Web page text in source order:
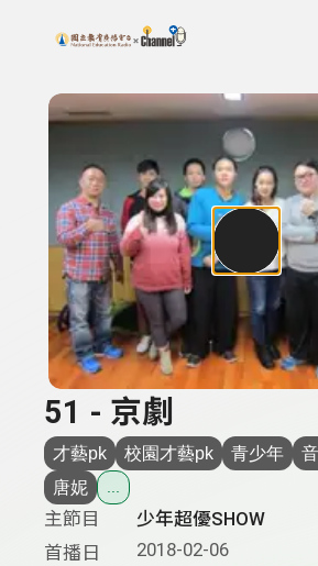
上方功能區塊
搜尋關鍵字：可輸入節目名稱、主
51 - 京劇
才藝pk 校園才藝pk 青少年
唐妮
主節目
少年超優SHOW
首播日
2018-02-06